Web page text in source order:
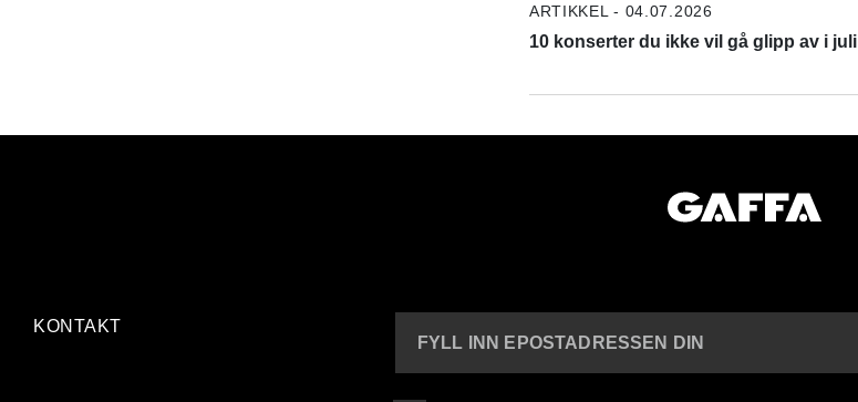
ARTIKKEL - 04.07.2026
10 konserter du ikke vil gå glipp av i juli
KONTAKT
FYLL INN EPOSTADRESSEN DIN